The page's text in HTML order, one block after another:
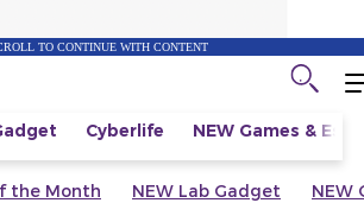
TO CONTINUE WITH CONTENT
Cyberlife NEW Games &
the Month NEW Lab Gadget NEW